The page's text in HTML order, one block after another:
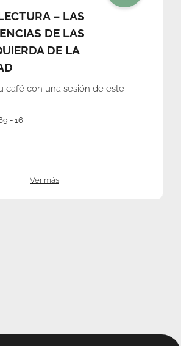
– LAS
DE LAS
DE LA
café con una sesión de este
- 16
Ver más